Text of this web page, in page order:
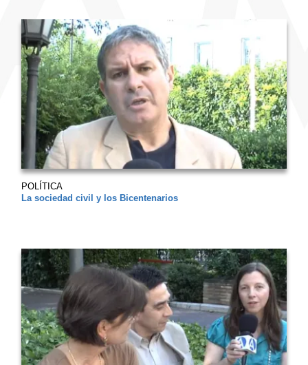
POLÍTICA
La sociedad civil y los Bicentenarios